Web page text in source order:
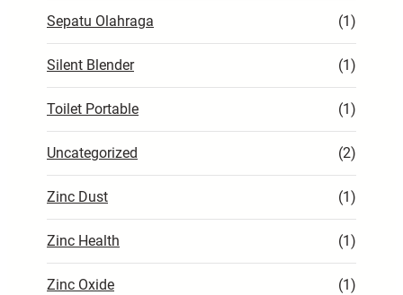
Sepatu Olahraga (1)
Silent Blender (1)
Toilet Portable (1)
Uncategorized (2)
Zinc Dust (1)
Zinc Health (1)
Zinc Oxide (1)